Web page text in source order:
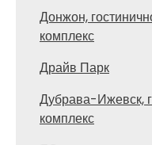
Донжон,
комплекс
Драйв Парк
Дубрава-Ижевск,
комплекс